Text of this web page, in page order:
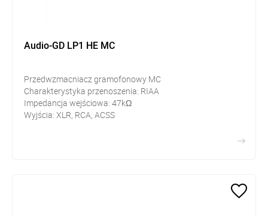
Audio-GD LP1 HE MC
Przedwzmacniacz gramofonowy MC
Charakterystyka przenoszenia: RIAA
Impedancja wejściowa: 47kΩ
Wyjścia: XLR, RCA, ACSS